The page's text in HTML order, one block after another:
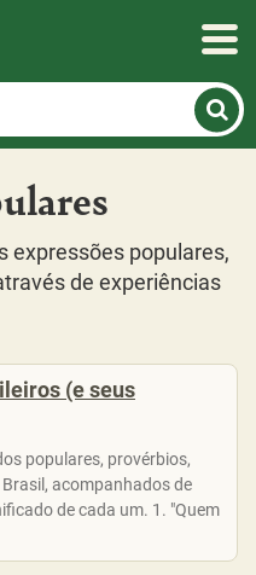
expressões populares,
de experiências
(e seus
populares, provérbios,
acompanhados de
de cada um. 1. "Quem